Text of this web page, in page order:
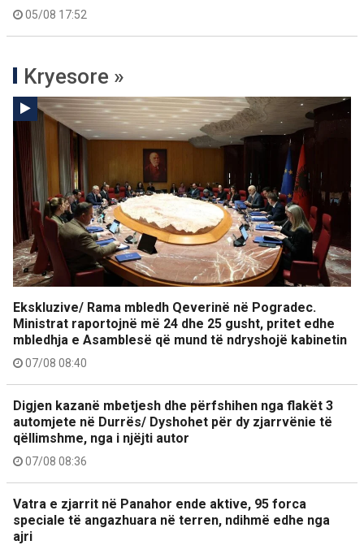
05/08 17:52
Kryesore »
Ekskluzive/ Rama mbledh Qeverinë në Pogradec.
Ministrat raportojnë më 24 dhe 25 gusht, pritet edhe
mbledhja e Asamblesë që mund të ndryshojë kabinetin
07/08 08:40
Digjen kazanë mbetjesh dhe përfshihen nga flakët 3
automjete në Durrës/ Dyshohet për dy zjarrvënie të
qëllimshme, nga i njëjti autor
07/08 08:36
Vatra e zjarrit në Panahor ende aktive, 95 forca
speciale të angazhuara në terren, ndihmë edhe nga
ajri